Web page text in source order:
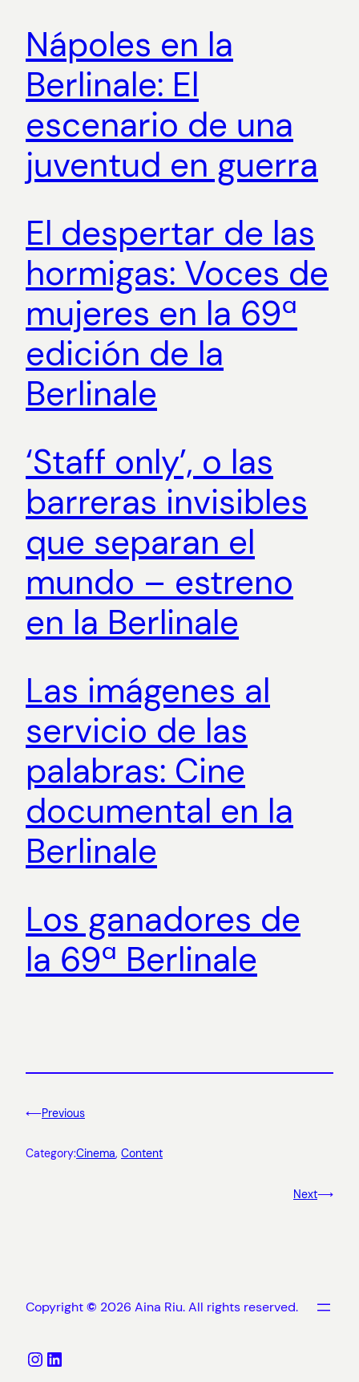
Nápoles en la
Berlinale: El
escenario de una
juventud en guerra
El despertar de las
hormigas: Voces de
mujeres en la 69ª
edición de la
Berlinale
‘Staff only’, o las
barreras invisibles
que separan el
mundo – estreno
en la Berlinale
Las imágenes al
servicio de las
palabras: Cine
documental en la
Berlinale
Los ganadores de
la 69ª Berlinale
⟵Previous
Category:Cinema, Content
Next⟶
Copyright© 2026 Aina Riu. All rights reserved.
Instagram
LinkedIn